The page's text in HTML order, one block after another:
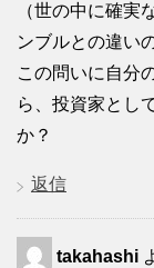
（世の中に確実
ンブルとの違い
この問いに自分
ら、投資家とし
か？
返信
takahashi